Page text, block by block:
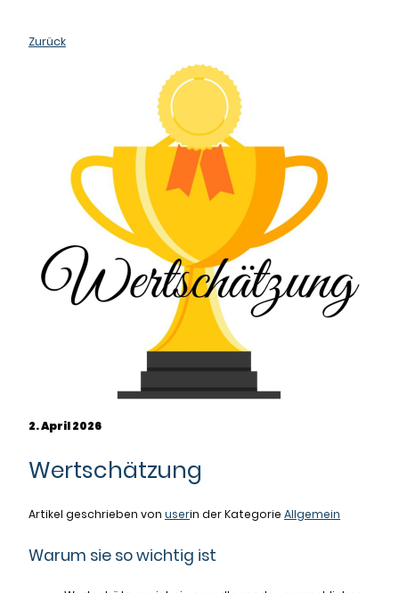
Zurück
2. April 2026
Wertschätzung
Artikel geschrieben von userin der Kategorie Allgemein
Warum sie so wichtig ist